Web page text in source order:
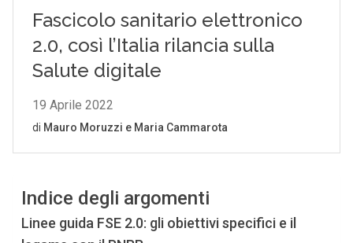
Indice degli argomenti
Linee guida FSE 2.0: gli obiettivi specifici e il